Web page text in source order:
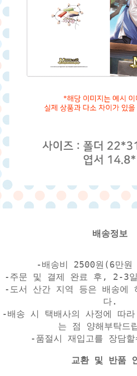
배송정보
-배송비 2500원(6만원
-주문 및 결제 완료 후, 2-3
-도서 산간 지역 등은 배송에
다.
-배송 시 택배사의 사정에 따
는 점 양해부탁드
-품절시 재입고를 장담
교환 및 반품